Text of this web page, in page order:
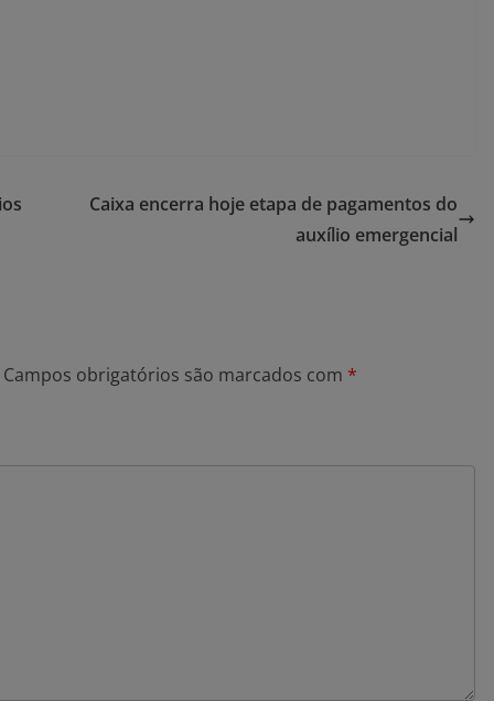
Caixa encerra hoje etapa de pagamentos do
auxílio emergencial
Campos obrigatórios são marcados com *